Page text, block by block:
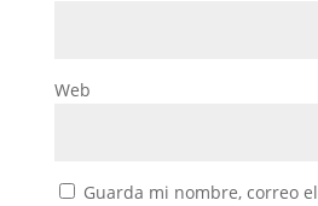
Web
Guarda mi nombre, correo